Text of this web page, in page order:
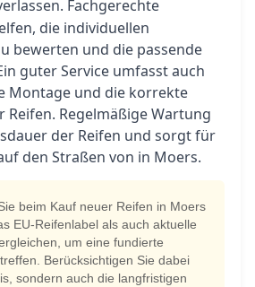
Fachgerechte
die individuellen
bewerten und die passende
guter Service umfasst auch
Montage und die korrekte
Reifen. Regelmäßige Wartung
der Reifen und sorgt für
den Straßen von in Moers.
beim Kauf neuer Reifen in Moers
EU-Reifenlabel als auch aktuelle
um eine fundierte
Berücksichtigen Sie dabei
sondern auch die langfristigen